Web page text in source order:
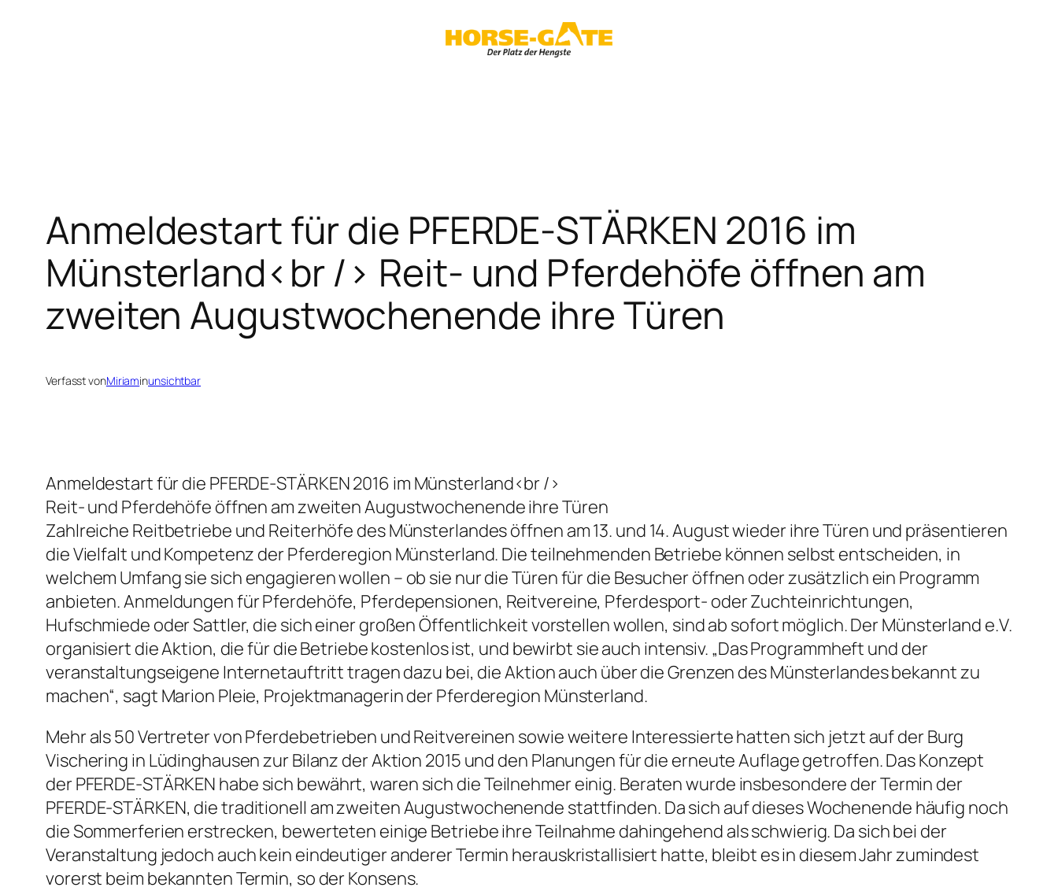
Anmeldestart für die PFERDE-STÄRKEN 2016 im
Münsterland<br /> Reit- und Pferdehöfe öffnen am
zweiten Augustwochenende ihre Türen
Verfasst vonMiriaminunsichtbar
Anmeldestart für die PFERDE-STÄRKEN 2016 im Münsterland<br />
Reit- und Pferdehöfe öffnen am zweiten Augustwochenende ihre Türen
Zahlreiche Reitbetriebe und Reiterhöfe des Münsterlandes öffnen am 13. und 14. August wieder ihre Türen und präsentieren
die Vielfalt und Kompetenz der Pferderegion Münsterland. Die teilnehmenden Betriebe können selbst entscheiden, in
welchem Umfang sie sich engagieren wollen – ob sie nur die Türen für die Besucher öffnen oder zusätzlich ein Programm
anbieten. Anmeldungen für Pferdehöfe, Pferdepensionen, Reitvereine, Pferdesport- oder Zuchteinrichtungen,
Hufschmiede oder Sattler, die sich einer großen Öffentlichkeit vorstellen wollen, sind ab sofort möglich. Der Münsterland e.V.
organisiert die Aktion, die für die Betriebe kostenlos ist, und bewirbt sie auch intensiv. „Das Programmheft und der
veranstaltungseigene Internetauftritt tragen dazu bei, die Aktion auch über die Grenzen des Münsterlandes bekannt zu
machen“, sagt Marion Pleie, Projektmanagerin der Pferderegion Münsterland.
Mehr als 50 Vertreter von Pferdebetrieben und Reitvereinen sowie weitere Interessierte hatten sich jetzt auf der Burg
Vischering in Lüdinghausen zur Bilanz der Aktion 2015 und den Planungen für die erneute Auflage getroffen. Das Konzept
der PFERDE-STÄRKEN habe sich bewährt, waren sich die Teilnehmer einig. Beraten wurde insbesondere der Termin der
PFERDE-STÄRKEN, die traditionell am zweiten Augustwochenende stattfinden. Da sich auf dieses Wochenende häufig noch
die Sommerferien erstrecken, bewerteten einige Betriebe ihre Teilnahme dahingehend als schwierig. Da sich bei der
Veranstaltung jedoch auch kein eindeutiger anderer Termin herauskristallisiert hatte, bleibt es in diesem Jahr zumindest
vorerst beim bekannten Termin, so der Konsens.